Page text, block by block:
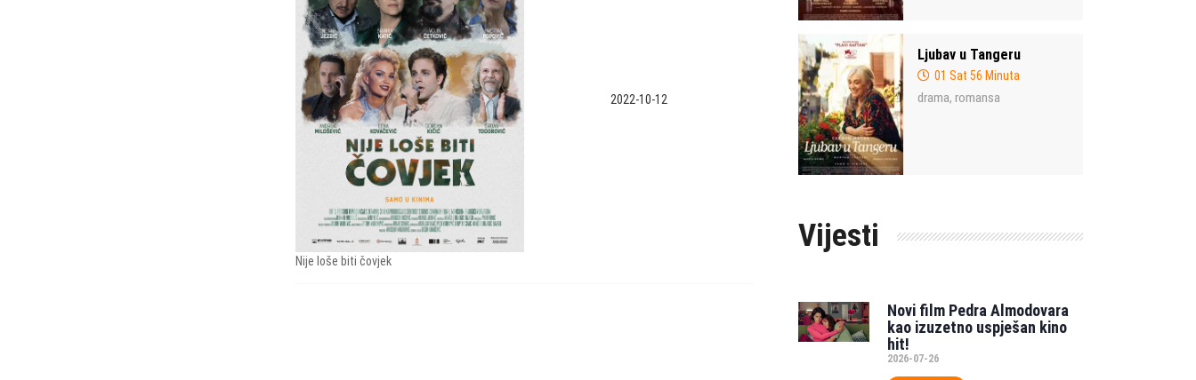
Nije loše biti čovjek
2022-10-12
Ljubav u Tangeru
01 Sat 56 Minuta
drama, romansa
Vijesti
Novi film Pedra Almodovara
kao izuzetno uspješan kino
hit!
2026-07-26